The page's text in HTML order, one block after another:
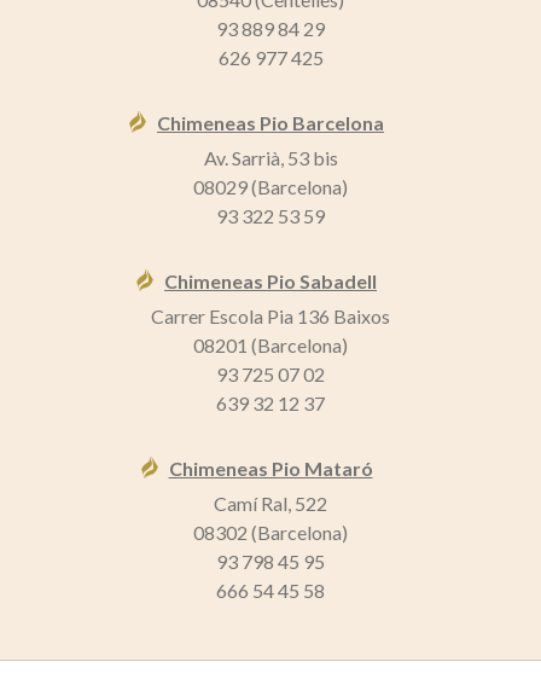
93 889 84 29
626 977 425
Chimeneas Pio Barcelona
Av. Sarrià, 53 bis
08029 (Barcelona)
93 322 53 59
Chimeneas Pio Sabadell
Carrer Escola Pia 136 Baixos
08201 (Barcelona)
93 725 07 02
639 32 12 37
Chimeneas Pio Mataró
Camí Ral, 522
08302 (Barcelona)
93 798 45 95
666 54 45 58